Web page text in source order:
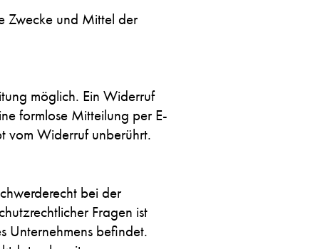
Zwecke und Mittel der
möglich. Ein Widerruf
formlose Mitteilung per E-
vom Widerruf unberührt.
bei der
Fragen ist
Unternehmens befindet.